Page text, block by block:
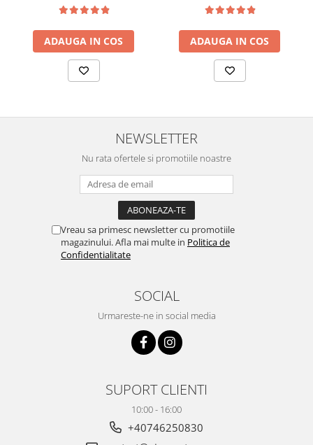
ADAUGA IN COS ADAUGA IN COS
NEWSLETTER
Nu rata ofertele si promotiile noastre
Vreau sa primesc newsletter cu promotiile
magazinului. Afla mai multe in Politica de
Confidentialitate
SOCIAL
Urmareste-ne in social media
SUPORT CLIENTI
10:00 - 16:00
+40746250830